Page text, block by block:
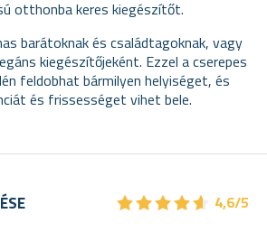
otthonba keres kiegészítőt.
barátoknak és családtagoknak, vagy
kiegészítőjeként. Ezzel a cserepes
feldobhat bármilyen helyiséget, és
és frissességet vihet bele.
★★★★★
★★★★★ 4,6/5